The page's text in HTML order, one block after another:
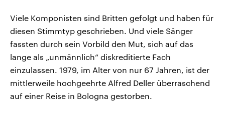
Viele Komponisten sind Britten gefolgt und haben für
diesen Stimmtyp geschrieben. Und viele Sänger
fassten durch sein Vorbild den Mut, sich auf das
lange als „unmännlich“ diskreditierte Fach
einzulassen. 1979, im Alter von nur 67 Jahren, ist der
mittlerweile hochgeehrte Alfred Deller überraschend
auf einer Reise in Bologna gestorben.